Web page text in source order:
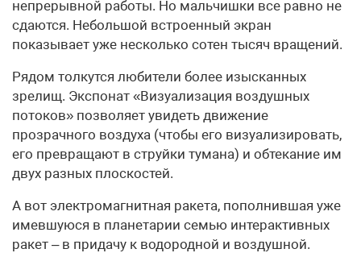
непрерывной работы. Но мальчишки все равно не
сдаются. Небольшой встроенный экран
показывает уже несколько сотен тысяч вращений.
Рядом толкутся любители более изысканных
зрелищ. Экспонат «Визуализация воздушных
потоков» позволяет увидеть движение
прозрачного воздуха (чтобы его визуализировать,
его превращают в струйки тумана) и обтекание им
двух разных плоскостей.
А вот электромагнитная ракета, пополнившая уже
имевшуюся в планетарии семью интерактивных
ракет – в придачу к водородной и воздушной.